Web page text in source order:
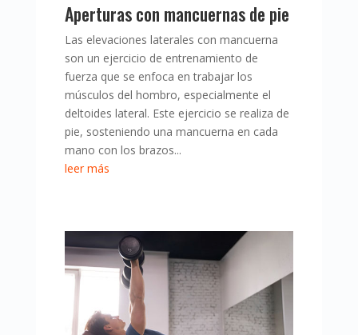
Aperturas con mancuernas de pie
Las elevaciones laterales con mancuerna
son un ejercicio de entrenamiento de
fuerza que se enfoca en trabajar los
músculos del hombro, especialmente el
deltoides lateral. Este ejercicio se realiza de
pie, sosteniendo una mancuerna en cada
mano con los brazos...
leer más